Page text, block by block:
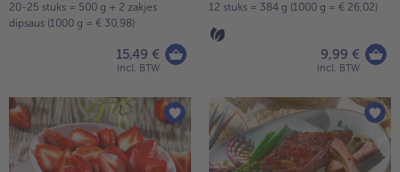
20-25 stuks = 500 g + 2 zakjes
dipsaus (1000 g = € 30,98)
15,49 €
incl. BTW
12 stuks = 384 g (1000 g = € 26,02)
9,99 €
incl. BTW